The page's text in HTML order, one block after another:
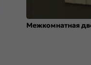
Межкомнатная